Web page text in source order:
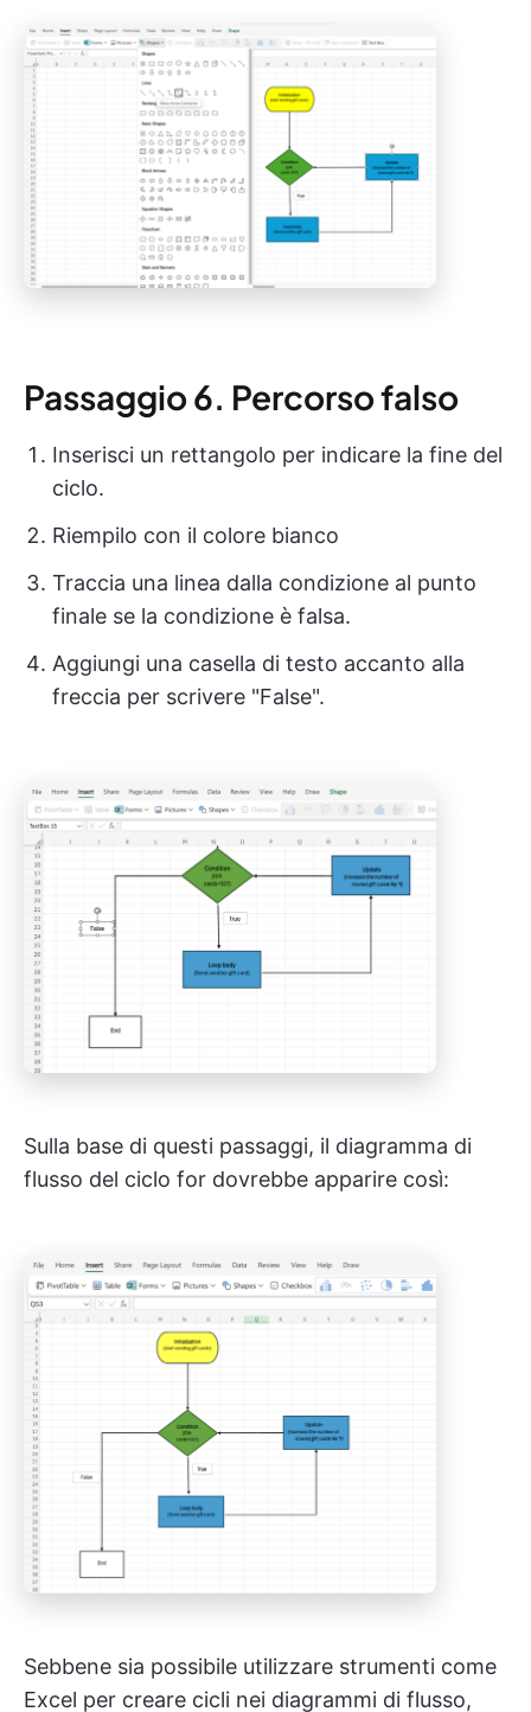
Passaggio 6. Percorso falso
Inserisci un rettangolo per indicare la fine del
ciclo.
Riempilo con il colore bianco
Traccia una linea dalla condizione al punto
finale se la condizione è falsa.
Aggiungi una casella di testo accanto alla
freccia per scrivere "False".
Sulla base di questi passaggi, il diagramma di
flusso del ciclo for dovrebbe apparire così:
Sebbene sia possibile utilizzare strumenti come
Excel per creare cicli nei diagrammi di flusso,